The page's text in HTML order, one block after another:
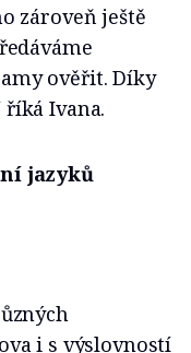
zároveň ještě
ověřit. Díky
Ivana.
jazyků
i s výslovností